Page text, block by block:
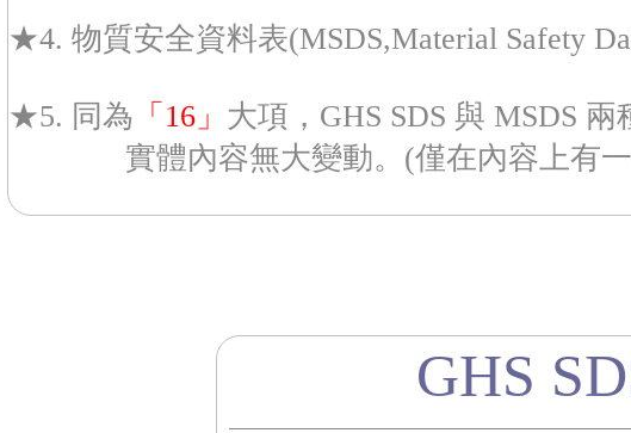
★4. 物質安全資料表(MSDS,Material Safety
★5. 同為 「16」 大項，GHS SDS 與 MSDS
實體內容無大變動。(僅在內容上有一
GHS